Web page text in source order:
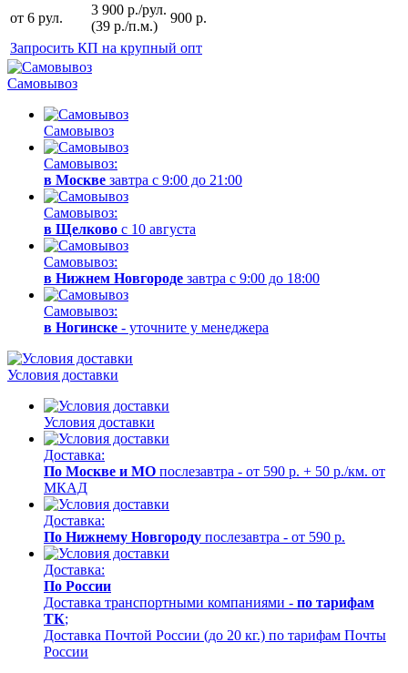
от 6 рул.
3 900 р./рул.
(39 р./п.м.)
900 р.
Запросить КП на крупный опт
Самовывоз
Самовывоз
Самовывоз:
в Москве завтра с 9:00 до 21:00
Самовывоз:
в Щелково с 10 августа
Самовывоз:
в Нижнем Новгороде завтра с 9:00 до 18:00
Самовывоз:
в Ногинске - уточните у менеджера
Условия доставки
Условия доставки
Доставка:
По Москве и МО послезавтра - от 590 р. + 50 р./км. от
МКАД
Доставка:
По Нижнему Новгороду послезавтра - от 590 р.
Доставка:
По России
Доставка транспортными компаниями - по тарифам
ТК;
Доставка Почтой России (до 20 кг.) по тарифам Почты
России